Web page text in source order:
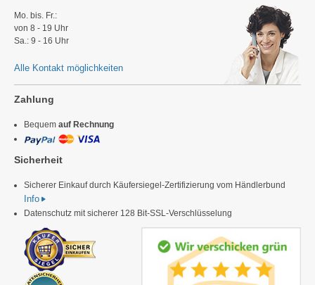
Mo. bis. Fr.:
von 8 - 19 Uhr
Sa.: 9 - 16 Uhr
Alle Kontakt möglichkeiten
Zahlung
Bequem auf Rechnung
Sicherheit
Sicherer Einkauf durch Käufersiegel-Zertifizierung vom Händlerbund
Info
Datenschutz mit sicherer 128 Bit-SSL-Verschlüsselung